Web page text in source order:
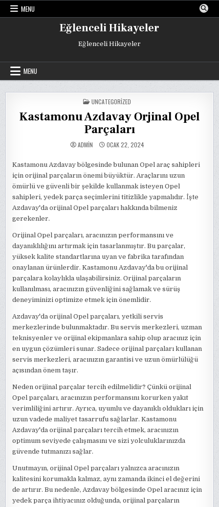
Skip
MENU
Eğlenceli Hikayeler
Eğlenceli Hikayeler
MENU
POSTED
IN
UNCATEGORIZED
Kastamonu Azdavay Orjinal Opel
Parçaları
ADMIN OCAK 22, 2024
Kastamonu Azdavay bölgesinde bulunan Opel araç sahipleri
için orijinal parçaların önemi büyüktür. Araçlarını uzun
ömürlü ve güvenli bir şekilde kullanmak isteyen Opel
sahipleri, yedek parça seçimlerini titizlikle yapmalıdır. İşte
Azdavay'da orijinal Opel parçaları hakkında bilmeniz
gerekenler.
Orijinal Opel parçaları, aracınızın performansını ve
dayanıklılığını artırmak için tasarlanmıştır. Bu parçalar,
yüksek kalite standartlarına uyan ve fabrika tarafından
onaylanan ürünlerdir. Kastamonu Azdavay'da bu orijinal
parçalara kolaylıkla ulaşabilirsiniz. Orijinal parçaların
kullanılması, aracınızın güvenliğini sağlamak ve sürüş
deneyiminizi optimize etmek için önemlidir.
Azdavay'da orijinal Opel parçaları, yetkili servis
merkezlerinde bulunmaktadır. Bu servis merkezleri, uzman
teknisyenler ve orijinal ekipmanlara sahip olup aracınız için
en uygun çözümleri sunar. Sadece orijinal parçaları kullanan
servis merkezleri, aracınızın garantisi ve uzun ömürlülüğü
açısından önem taşır.
Neden orijinal parçalar tercih edilmelidir? Çünkü orijinal
Opel parçaları, aracınızın performansını korurken yakıt
verimliliğini artırır. Ayrıca, uyumlu ve dayanıklı oldukları için
uzun vadede maliyet tasarrufu sağlarlar. Kastamonu
Azdavay'da orijinal parçaları tercih etmek, aracınızın
optimum seviyede çalışmasını ve sizi yolculuklarınızda
güvende tutmanızı sağlar.
Unutmayın, orijinal Opel parçaları yalnızca aracınızın
kalitesini korumakla kalmaz, aynı zamanda ikinci el değerini
de artırır. Bu nedenle, Azdavay bölgesinde Opel aracınız için
yedek parça ihtiyacınız olduğunda, orijinal parçaların